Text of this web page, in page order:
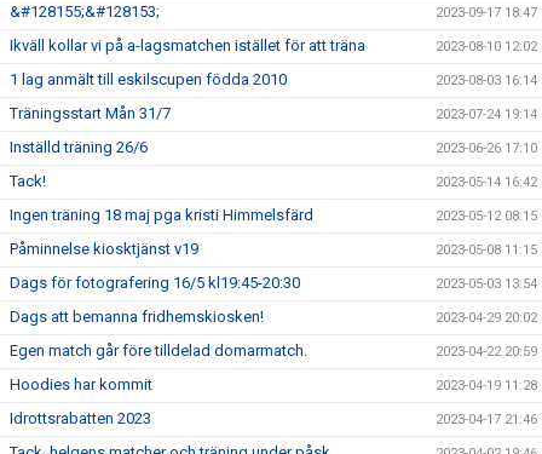
&#128155;&#128153; 2023-09-17 18:47
Ikväll kollar vi på a-lagsmatchen istället för att träna 2023-08-10 12:02
1 lag anmält till eskilscupen födda 2010 2023-08-03 16:14
Träningsstart Mån 31/7 2023-07-24 19:14
Inställd träning 26/6 2023-06-26 17:10
Tack! 2023-05-14 16:42
Ingen träning 18 maj pga kristi Himmelsfärd 2023-05-12 08:15
Påminnelse kiosktjänst v19 2023-05-08 11:15
Dags för fotografering 16/5 kl19:45-20:30 2023-05-03 13:54
Dags att bemanna fridhemskiosken! 2023-04-29 20:02
Egen match går före tilldelad domarmatch. 2023-04-22 20:59
Hoodies har kommit 2023-04-19 11:28
Idrottsrabatten 2023 2023-04-17 21:46